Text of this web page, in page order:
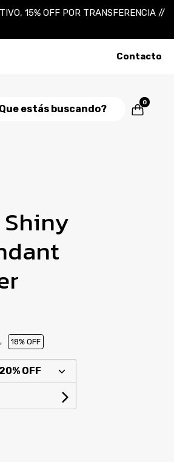
15% OFF POR TRANSFERENCIA //
Contacto
0
Shiny
18% OFF
20% OFF